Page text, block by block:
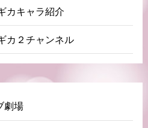
カキャラ紹介
カ２チャンネル
劇場